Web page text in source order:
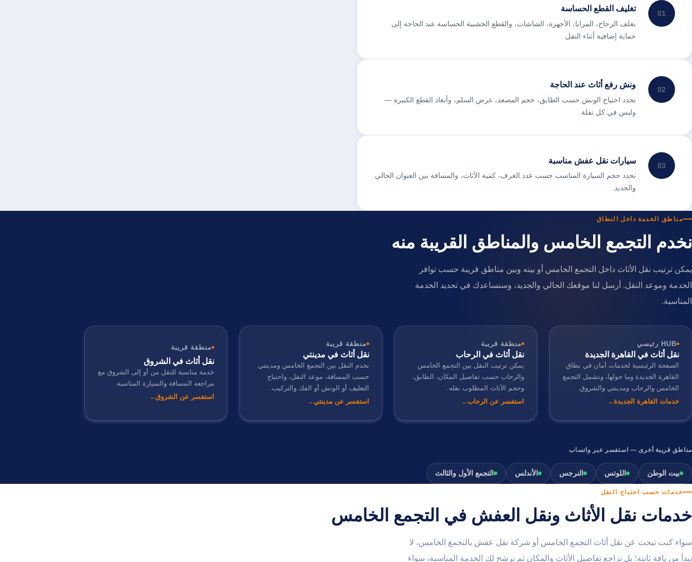
01
تغليف القطع الحساسة
نغلف الزجاج، المرايا، الأجهزة، الشاشات، والقطع الخشبية الحساسة عند الحاجة إلى
حماية إضافية أثناء النقل.
02
ونش رفع أثاث عند الحاجة
نحدد احتياج الونش حسب الطابق، حجم المصعد، عرض السلم، وأبعاد القطع الكبيرة —
وليس في كل نقلة.
03
سيارات نقل عفش مناسبة
نحدد حجم السيارة المناسب حسب عدد الغرف، كمية الأثاث، والمسافة بين العنوان الحالي
والجديد.
مناطق الخدمة داخل النطاق
نخدم التجمع الخامس والمناطق القريبة منه
يمكن ترتيب نقل الأثاث داخل التجمع الخامس أو بينه وبين مناطق قريبة حسب توافر
الخدمة وموعد النقل. أرسل لنا موقعك الحالي والجديد، وسنساعدك في تحديد الخدمة
المناسبة.
HUB رئيسي
نقل أثاث في القاهرة الجديدة
الصفحة الرئيسية لخدمات أمان في نطاق
القاهرة الجديدة وما حولها، وتشمل التجمع
الخامس والرحاب ومدينتي والشروق.
خدمات القاهرة الجديدة
منطقة قريبة
نقل أثاث في الرحاب
يمكن ترتيب النقل بين التجمع الخامس
والرحاب حسب تفاصيل المكان، الطابق،
وحجم الأثاث المطلوب نقله.
استفسر عن الرحاب
منطقة قريبة
نقل أثاث في مدينتي
نخدم النقل بين التجمع الخامس ومدينتي
حسب المسافة، موعد النقل، واحتياج
التغليف أو الونش أو الفك والتركيب.
استفسر عن مدينتي
منطقة قريبة
نقل أثاث في الشروق
خدمة مناسبة للنقل من أو إلى الشروق مع
مراجعة المسافة والسيارة المناسبة.
استفسر عن الشروق
مناطق قريبة أخرى — استفسر عبر واتساب
بيت الوطن اللوتس النرجس الأندلس التجمع الأول والثالث
خدمات حسب احتياج النقل
خدمات نقل الأثاث ونقل العفش في التجمع الخامس
سواء كنت تبحث عن نقل أثاث التجمع الخامس أو شركة نقل عفش بالتجمع الخامس، لا
نبدأ من باقة ثابتة؛ بل نراجع تفاصيل الأثاث والمكان ثم نرشح لك الخدمة المناسبة، سواء